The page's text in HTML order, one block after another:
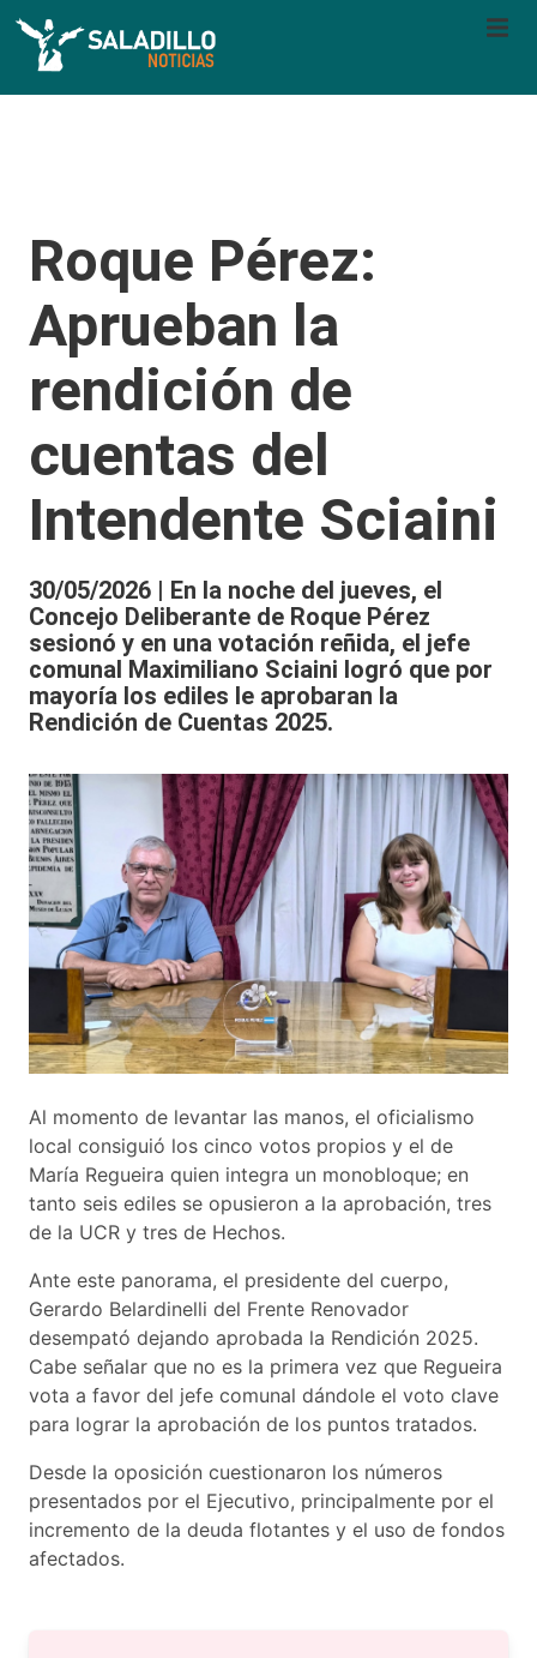
Roque Pérez:
Aprueban la
rendición de
cuentas del
Intendente Sciaini
30/05/2026 | En la noche del jueves, el
Concejo Deliberante de Roque Pérez
sesionó y en una votación reñida, el jefe
comunal Maximiliano Sciaini logró que por
mayoría los ediles le aprobaran la
Rendición de Cuentas 2025.
Al momento de levantar las manos, el oficialismo
local consiguió los cinco votos propios y el de
María Regueira quien integra un monobloque; en
tanto seis ediles se opusieron a la aprobación, tres
de la UCR y tres de Hechos.
Ante este panorama, el presidente del cuerpo,
Gerardo Belardinelli del Frente Renovador
desempató dejando aprobada la Rendición 2025.
Cabe señalar que no es la primera vez que Regueira
vota a favor del jefe comunal dándole el voto clave
para lograr la aprobación de los puntos tratados.
Desde la oposición cuestionaron los números
presentados por el Ejecutivo, principalmente por el
incremento de la deuda flotantes y el uso de fondos
afectados.